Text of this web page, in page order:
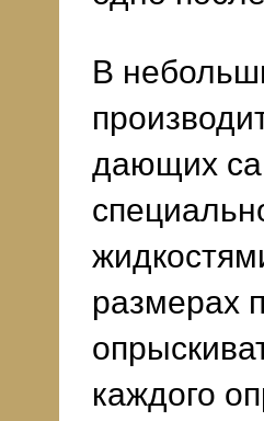
В
дающих
размерах
каждого